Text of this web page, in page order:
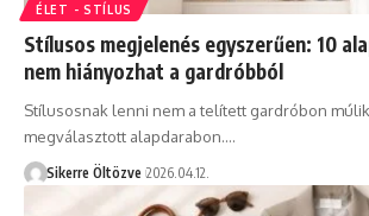
ÉLET - STÍLUS
Stílusos megjelenés egyszerűen: 10
nem hiányozhat a gardróbból
Stílusosnak lenni nem a telített gardróbon
megválasztott alapdarabon.…
Sikerre Öltözve 2026.04.12.